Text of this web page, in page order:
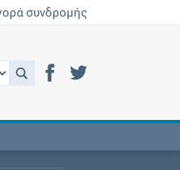
συνδρομής